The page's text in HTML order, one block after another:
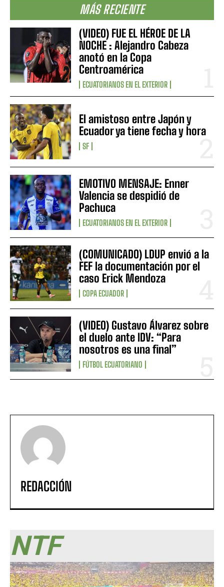
MÁS RECIENTE
(VIDEO) FUE EL HÉROE DE LA
NOCHE : Alejandro Cabeza
anotó en la Copa
Centroamérica
ECUATORIANOS EN EL EXTERIOR
El amistoso entre Japón y
Ecuador ya tiene fecha y hora
SF
EMOTIVO MENSAJE: Enner
Valencia se despidió de
Pachuca
ECUATORIANOS EN EL EXTERIOR
(COMUNICADO) LDUP envió a la
FEF la documentación por el
caso Erick Mendoza
COPA ECUADOR
(VIDEO) Gustavo Álvarez sobre
el duelo ante IDV: “Para
nosotros es una final”
FÚTBOL ECUATORIANO
REDACCIÓN
NTF